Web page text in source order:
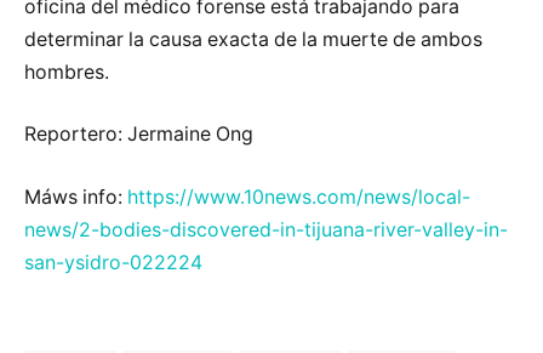
oficina del médico forense está trabajando para
determinar la causa exacta de la muerte de ambos
hombres.
Reportero: Jermaine Ong
Máws info: https://www.10news.com/news/local-
news/2-bodies-discovered-in-tijuana-river-valley-in-
san-ysidro-022224